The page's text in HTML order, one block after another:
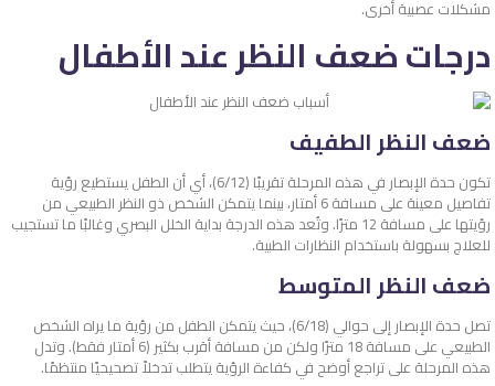
مشكلات عصبية أخرى.
درجات ضعف النظر عند الأطفال
ضعف النظر الطفيف
تكون حدة الإبصار في هذه المرحلة تقريبًا (6/12)، أي أن الطفل يستطيع رؤية
تفاصيل معينة على مسافة 6 أمتار، بينما يتمكن الشخص ذو النظر الطبيعي من
رؤيتها على مسافة 12 مترًا. وتُعد هذه الدرجة بداية الخلل البصري وغالبًا ما تستجيب
للعلاج بسهولة باستخدام النظارات الطبية.
ضعف النظر المتوسط
تصل حدة الإبصار إلى حوالي (6/18)، حيث يتمكن الطفل من رؤية ما يراه الشخص
الطبيعي على مسافة 18 مترًا ولكن من مسافة أقرب بكثير (6 أمتار فقط). وتدل
هذه المرحلة على تراجع أوضح في كفاءة الرؤية يتطلب تدخلاً تصحيحيًا منتظمًا.